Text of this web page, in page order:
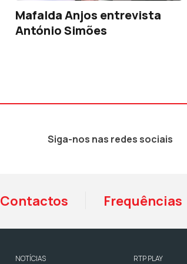
Mafalda Anjos entrevista
António Simões
Siga-nos nas redes sociais
Contactos Frequências
NOTÍCIAS RTP PLAY